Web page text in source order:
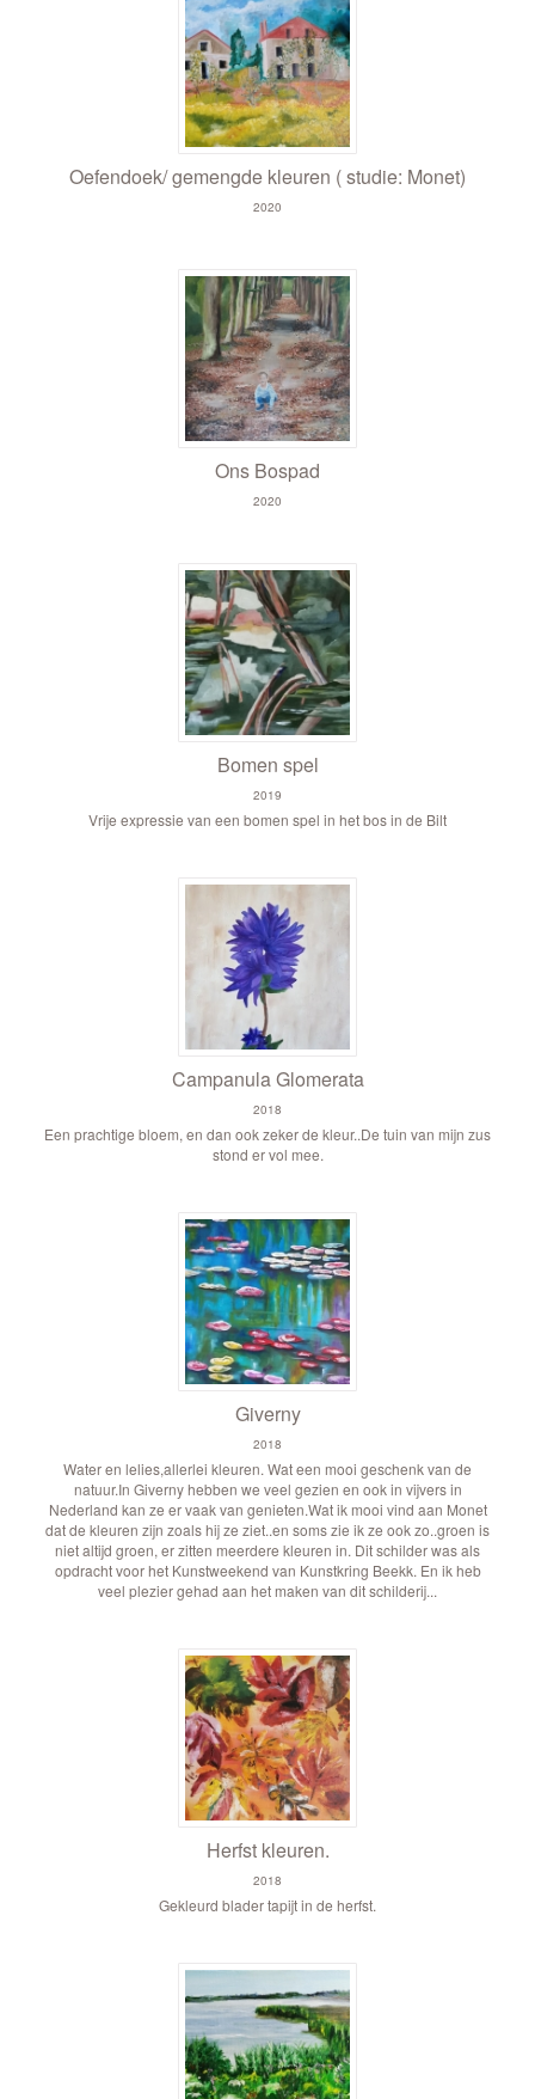
Oefendoek/ gemengde kleuren ( studie: Monet)
2020
Ons Bospad
2020
Bomen spel
2019
Vrije expressie van een bomen spel in het bos in de Bilt
Campanula Glomerata
2018
Een prachtige bloem, en dan ook zeker de kleur..De tuin van mijn zus
stond er vol mee.
Giverny
2018
Water en lelies,allerlei kleuren. Wat een mooi geschenk van de
natuur.In Giverny hebben we veel gezien en ook in vijvers in
Nederland kan ze er vaak van genieten.Wat ik mooi vind aan Monet
dat de kleuren zijn zoals hij ze ziet..en soms zie ik ze ook zo..groen is
niet altijd groen, er zitten meerdere kleuren in. Dit schilder was als
opdracht voor het Kunstweekend van Kunstkring Beekk. En ik heb
veel plezier gehad aan het maken van dit schilderij...
Herfst kleuren.
2018
Gekleurd blader tapijt in de herfst.